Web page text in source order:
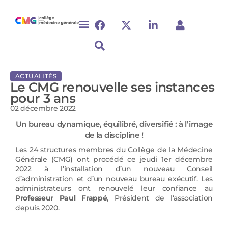
ACTUALITÉS
Le CMG renouvelle ses instances
pour 3 ans
02 décembre 2022
Un bureau dynamique, équilibré, diversifié : à l’image
de la discipline !
Les 24 structures membres du Collège de la Médecine
Générale (CMG) ont procédé ce jeudi 1er décembre
2022 à l’installation d’un nouveau Conseil
d’administration et d’un nouveau bureau exécutif. Les
administrateurs ont renouvelé leur confiance au
Professeur Paul Frappé, Président de l‘association
depuis 2020.